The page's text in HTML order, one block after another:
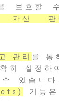
보호할
자산 판
관리 를 통
히 설정하
있습니
기능